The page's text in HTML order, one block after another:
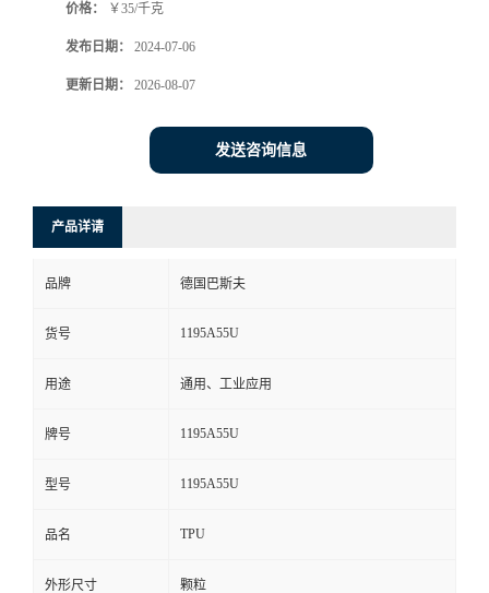
价格： ￥35/千克
发布日期： 2024-07-06
更新日期： 2026-08-07
发送咨询信息
产品详请
品牌 德国巴斯夫
货号 1195A55U
用途 通用、工业应用
牌号 1195A55U
型号 1195A55U
品名 TPU
外形尺寸 颗粒